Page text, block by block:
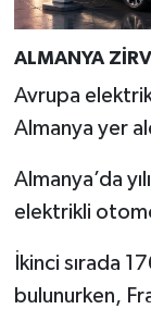
ALMANYA
Avrupa
Almanya yer
Almanya’da
elektrikli
İkinci sırada
bulunurken,
Video
Yemek